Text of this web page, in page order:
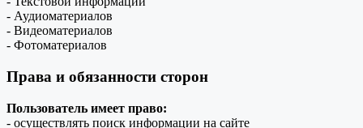
- Аудиоматериалов
- Видеоматериалов
- Фотоматериалов
Права и обязанности сторон
Пользователь имеет право:
- осуществлять поиск информации на сайте